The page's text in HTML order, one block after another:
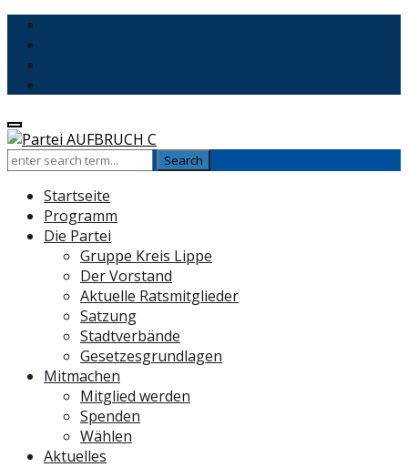
Startseite
Programm
Die Partei
Gruppe Kreis Lippe
Der Vorstand
Aktuelle Ratsmitglieder
Satzung
Stadtverbände
Gesetzesgrundlagen
Mitmachen
Mitglied werden
Spenden
Wählen
Aktuelles